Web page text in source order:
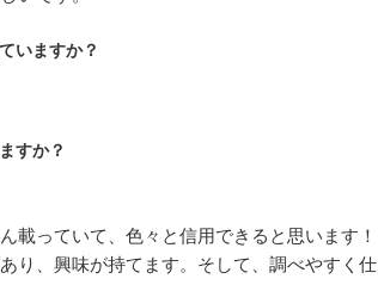
いますか？
すか？
載っていて、色々と信用できると思います！
り、興味が持てます。そして、調べやすく仕